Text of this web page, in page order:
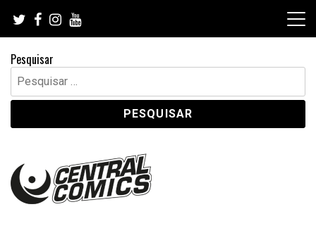
content
Pesquisar
Pesquisar
por: